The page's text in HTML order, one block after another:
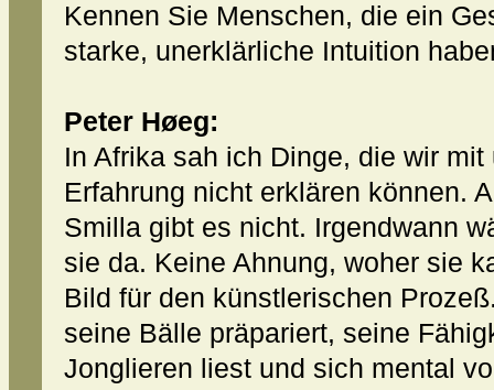
Kennen Sie Menschen, die ein
starke, unerklärliche Intuition
Peter Høeg:
In Afrika sah ich Dinge, die wir
Erfahrung nicht erklären können.
Smilla gibt es nicht. Irgendwann
sie da. Keine Ahnung, woher sie
Bild für den künstlerischen
seine Bälle präpariert, seine
Jonglieren liest und sich mental